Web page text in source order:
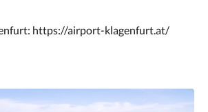
https://airport-klagenfurt.at/